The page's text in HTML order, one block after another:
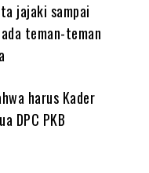
jajaki sampai
teman-teman
harus Kader
DPC PKB